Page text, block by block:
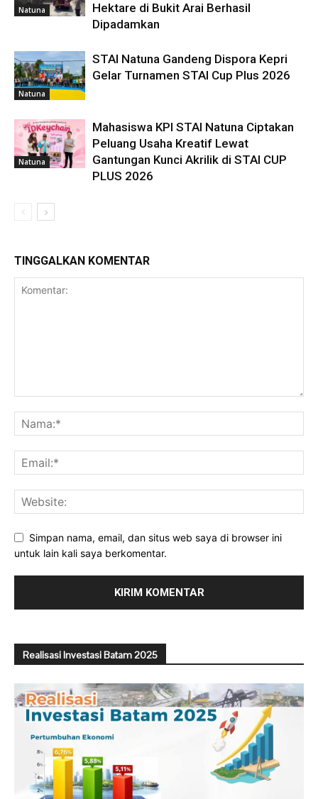
Natuna
Hektare di Bukit Arai Berhasil
Dipadamkan
Natuna
STAI Natuna Gandeng Dispora Kepri
Gelar Turnamen STAI Cup Plus 2026
Natuna
Mahasiswa KPI STAI Natuna Ciptakan
Peluang Usaha Kreatif Lewat
Gantungan Kunci Akrilik di STAI CUP
PLUS 2026
TINGGALKAN KOMENTAR
Simpan nama, email, dan situs web saya di browser ini
untuk lain kali saya berkomentar.
Realisasi Investasi Batam 2025